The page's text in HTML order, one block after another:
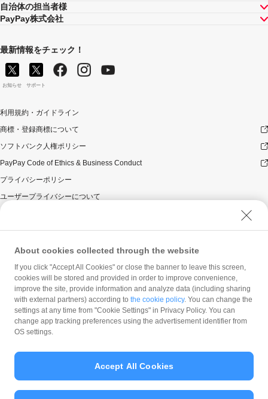
自治体の担当者様
PayPay株式会社
最新情報をチェック！
お知らせ サポート
利用規約・ガイドライン
商標・登録商標について
ソフトバンク人権ポリシー
PayPay Code of Ethics & Business Conduct
プライバシーポリシー
ユーザープライバシーについて
ウェブサイト利用規約
反社会的勢力に対する方針
勧誘方針
マネロン等基本方針
カスタマーハラスメントに関する当社の考え方
© PayPay Corporation
About cookies collected through the website
If you click "Accept All Cookies" or close the banner to leave this screen,
cookies will be stored and provided in order to improve convenience,
improve the site, provide information and analyze data (including sharing
with external partners) according to the cookie policy. You can change the
settings at any time from "Cookie Settings" in Privacy Policy. You can
change app tracking preferences using the advertisement identifier from
OS settings.
Accept All Cookies